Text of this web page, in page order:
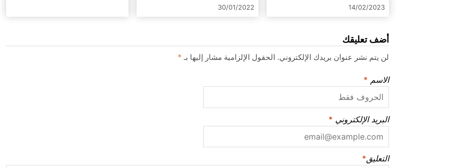
14/02/2023
30/01/2022
أضف تعليقك
لن يتم نشر عنوان بريدك الإلكتروني. الحقول الإلزامية مشار إليها بـ *
الاسم *
البريد الإلكتروني *
التعليق*